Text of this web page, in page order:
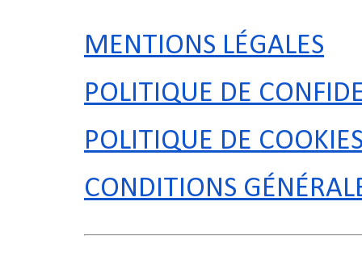
MENTIONS LÉGALES
POLITIQUE DE
POLITIQUE DE
CONDITIONS